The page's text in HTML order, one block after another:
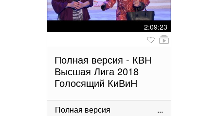
2:09:23
Полная версия - КВН
Высшая Лига 2018
Голосящий КиВиН
Полная версия ...